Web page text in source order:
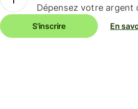
Dépensez votre argent
S'inscrire En